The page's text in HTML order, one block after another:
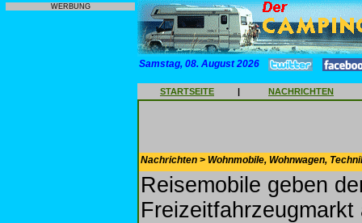
WERBUNG
Samstag, 08. August 2026
STARTSEITE | NACHRICHTEN
Nachrichten > Wohnmobile, Wohnwagen,
Reisemobile geben
Freizeitfahrzeugmarkt